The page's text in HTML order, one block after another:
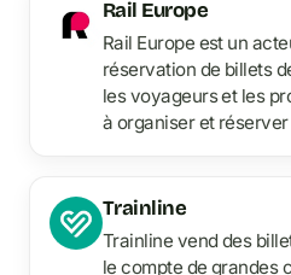
Rail Europe
Rail Europe est un
réservation de billets
les voyageurs et les
à organiser et
Trainline
Trainline vend des
le compte de grandes